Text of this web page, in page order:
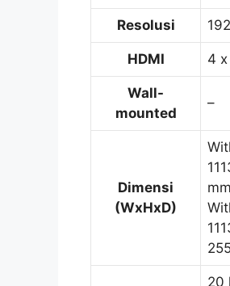
Resolusi
HDMI 4 x
Wall-
mounted
–
Dimensi
(WxHxD)
mm
20